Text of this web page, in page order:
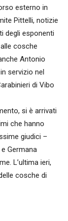
esterno in
Pittelli, notizie
degli esponenti
cosche
Antonio
servizio nel
di Vibo
si è arrivati
che hanno
giudici –
Germana
L’ultima ieri,
cosche di